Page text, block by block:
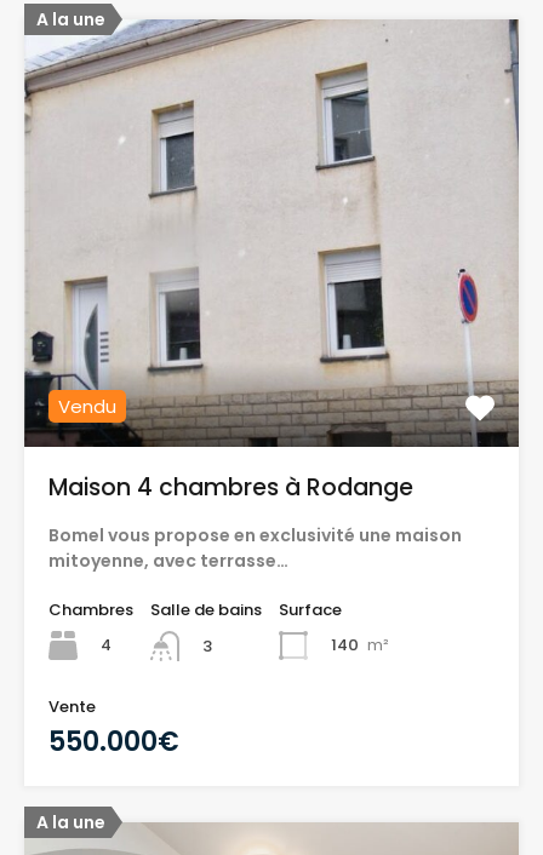
A la une
Vendu
Maison 4 chambres à Rodange
Bomel vous propose en exclusivité une maison
mitoyenne, avec terrasse…
Chambres
4
Salle de bains
3
Surface
140 m²
Vente
550.000€
A la une